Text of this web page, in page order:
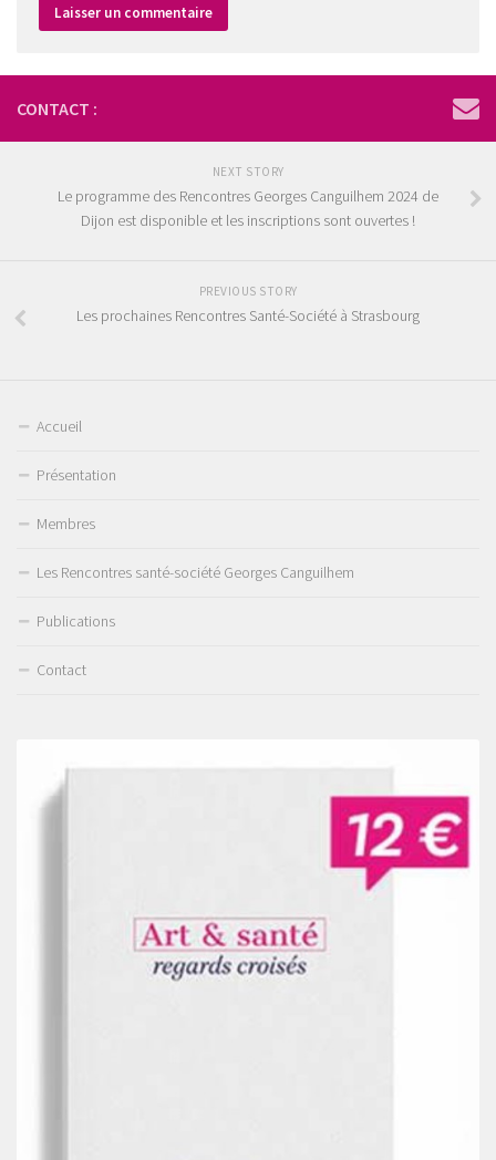
CONTACT :
NEXT STORY
Le programme des Rencontres Georges Canguilhem 2024 de
Dijon est disponible et les inscriptions sont ouvertes !
PREVIOUS STORY
Les prochaines Rencontres Santé-Société à Strasbourg
Accueil
Présentation
Membres
Les Rencontres santé-société Georges Canguilhem
Publications
Contact